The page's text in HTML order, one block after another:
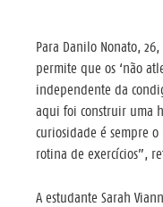
Para Danilo Nonato,
permite que os ‘não
independente da
aqui foi construir uma
curiosidade é sempre
rotina de exercícios”,
A estudante Sarah